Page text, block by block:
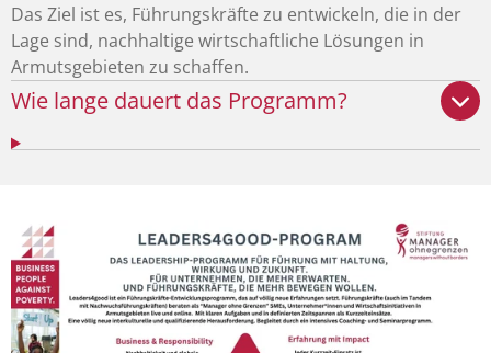
Das Ziel ist es, Führungskräfte zu entwickeln, die in der
Lage sind, nachhaltige wirtschaftliche Lösungen in
Armutsgebieten zu schaffen.
Wie lange dauert das Programm?